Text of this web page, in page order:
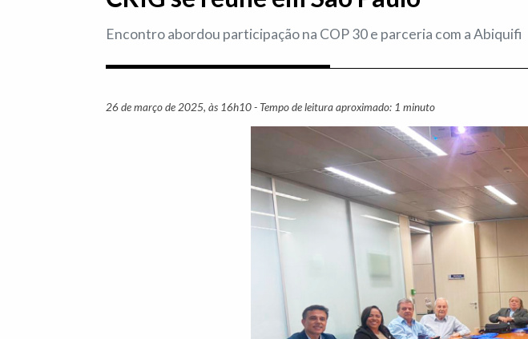
Encontro abordou participação na COP 30 e parceria com a Abiquifi
26 de março de 2025, às 16h10 - Tempo de leitura aproximado: 1 minuto